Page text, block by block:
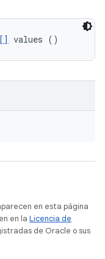
values ()
en esta página
en la Licencia de
de Oracle o sus